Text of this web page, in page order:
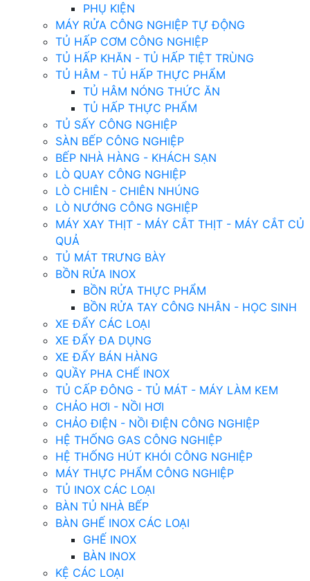
PHỤ KIỆN
MÁY RỬA CÔNG NGHIỆP TỰ ĐỘNG
TỦ HẤP CƠM CÔNG NGHIỆP
TỦ HẤP KHĂN - TỦ HẤP TIỆT TRÙNG
TỦ HÂM - TỦ HẤP THỰC PHẨM
TỦ HÂM NÓNG THỨC ĂN
TỦ HẤP THỰC PHẨM
TỦ SẤY CÔNG NGHIỆP
SÀN BẾP CÔNG NGHIỆP
BẾP NHÀ HÀNG - KHÁCH SẠN
LÒ QUAY CÔNG NGHIỆP
LÒ CHIÊN - CHIÊN NHÚNG
LÒ NƯỚNG CÔNG NGHIỆP
MÁY XAY THỊT - MÁY CẮT THỊT - MÁY CẮT CỦ
QUẢ
TỦ MÁT TRƯNG BÀY
BỒN RỬA INOX
BỒN RỬA THỰC PHẨM
BỒN RỬA TAY CÔNG NHÂN - HỌC SINH
XE ĐẨY CÁC LOẠI
XE ĐẨY ĐA DỤNG
XE ĐẨY BÁN HÀNG
QUẦY PHA CHẾ INOX
TỦ CẤP ĐÔNG - TỦ MÁT - MÁY LÀM KEM
CHẢO HƠI - NỒI HƠI
CHẢO ĐIỆN - NỒI ĐIỆN CÔNG NGHIỆP
HỆ THỐNG GAS CÔNG NGHIỆP
HỆ THỐNG HÚT KHÓI CÔNG NGHIỆP
MÁY THỰC PHẨM CÔNG NGHIỆP
TỦ INOX CÁC LOẠI
BÀN TỦ NHÀ BẾP
BÀN GHẾ INOX CÁC LOẠI
GHẾ INOX
BÀN INOX
KỆ CÁC LOẠI